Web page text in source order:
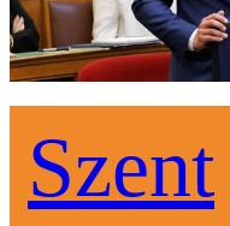
Szent